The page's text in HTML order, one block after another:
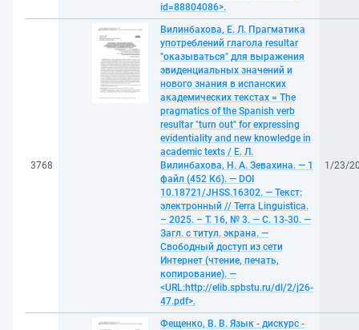
id=88804086>.
3768
Вилинбахова, Е. Л. Прагматика
употреблений глагола resultar
"оказываться" для выражения
эвиденциальных значений и
нового знания в испанских
академических текстах = The
pragmatics of the Spanish verb
resultar "turn out" for expressing
evidentiality and new knowledge in
academic texts / Е. Л.
Вилинбахова, Н. А. Зевахина. — 1
файл (452 Кб). — DOI
10.18721/JHSS.16302. — Текст:
электронный // Terra Linguistica.
– 2025. – Т. 16, № 3. — С. 13-30. —
Загл. с титул. экрана. —
Свободный доступ из сети
Интернет (чтение, печать,
копирование). —
<URL:http://elib.spbstu.ru/dl/2/j26-
47.pdf>.
1/23/
Фещенко, В. В. Язык - дискурс -